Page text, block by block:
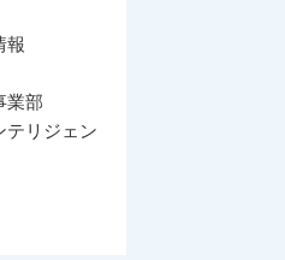
報
業部
テリジェン